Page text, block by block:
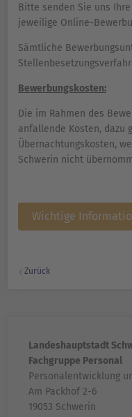
Bitte senden Sie uns
jeweilige Online-
Sämtliche
Bewerbungskosten:
Die im Rahmen des
anfallende Kosten, dazu
Übernachtungskosten,
Schwerin nicht
Wichtige
Zurück
Landeshauptstadt
Fachgruppe Personal
Personalentwicklung
Am Packhof 2-6
19053 Schwerin